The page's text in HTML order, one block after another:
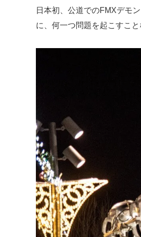
日本初、公道でのFMXデモ
に、何一つ問題を起こすこ